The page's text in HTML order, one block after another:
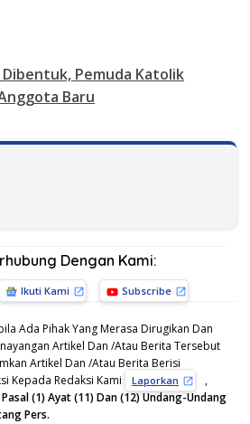
Dibentuk, Pemuda Katolik
Baru
Dengan Kami:
Ikuti Kami Subscribe
Ada Pihak Yang Merasa Dirugikan Dan
Artikel Dan /Atau Berita Tersebut
Artikel Dan /Atau Berita Berisi
Kepada Redaksi Kami
Laporkan
,
Pasal (1) Ayat (11) Dan (12) Undang-Undang
Pers.